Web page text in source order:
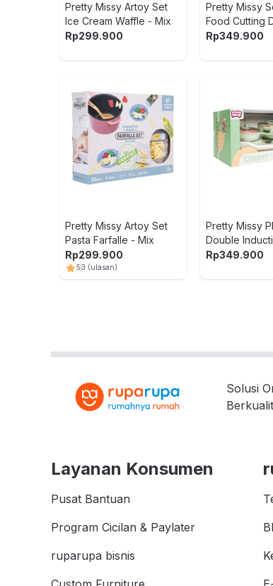
Pretty Missy Artoy Set
Ice Cream Waffle - Mix
Rp299.900
Pretty Missy
Food Cutting
Series - Mix
Rp349.900
Pretty Missy Artoy Set
Pasta Farfalle - Mix
Rp299.900
53 (ulasan)
Pretty Missy
Double
Cooker - Mix
Rp349.900
Solusi
Layanan Konsumen
Pusat Bantuan
Program Cicilan & Paylater
ruparupa bisnis